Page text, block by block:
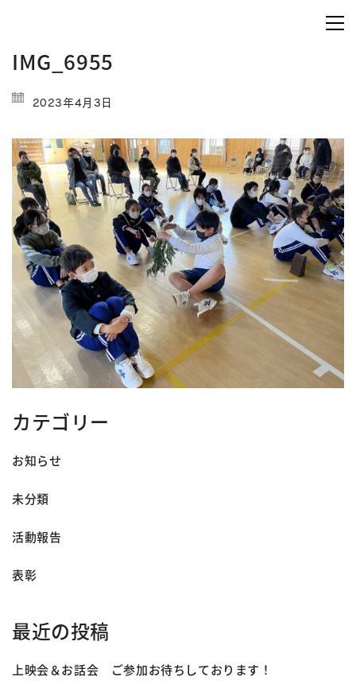
IMG_6955
2023年4月3日
カテゴリー
お知らせ
未分類
活動報告
表彰
最近の投稿
上映会＆お話会 ご参加お待ちしております！